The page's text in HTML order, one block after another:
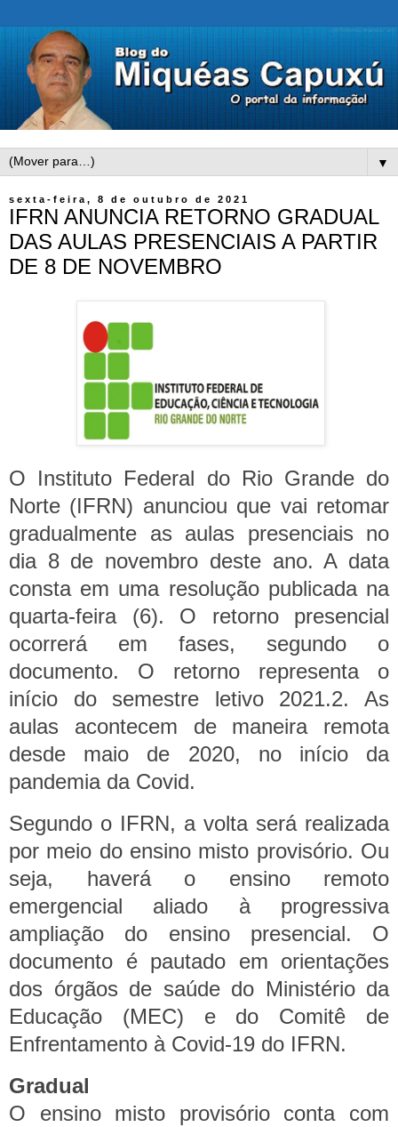
▼
sexta-feira, 8 de outubro de 2021
IFRN ANUNCIA RETORNO GRADUAL
DAS AULAS PRESENCIAIS A PARTIR
DE 8 DE NOVEMBRO
O Instituto Federal do Rio Grande do
Norte (IFRN) anunciou que vai retomar
gradualmente as aulas presenciais no
dia 8 de novembro deste ano. A data
consta em uma resolução publicada na
quarta-feira (6). O retorno presencial
ocorrerá em fases, segundo o
documento. O retorno representa o
início do semestre letivo 2021.2. As
aulas acontecem de maneira remota
desde maio de 2020, no início da
pandemia da Covid.
Segundo o IFRN, a volta será realizada
por meio do ensino misto provisório. Ou
seja, haverá o ensino remoto
emergencial aliado à progressiva
ampliação do ensino presencial. O
documento é pautado em orientações
dos órgãos de saúde do Ministério da
Educação (MEC) e do Comitê de
Enfrentamento à Covid-19 do IFRN.
Gradual
O ensino misto provisório conta com